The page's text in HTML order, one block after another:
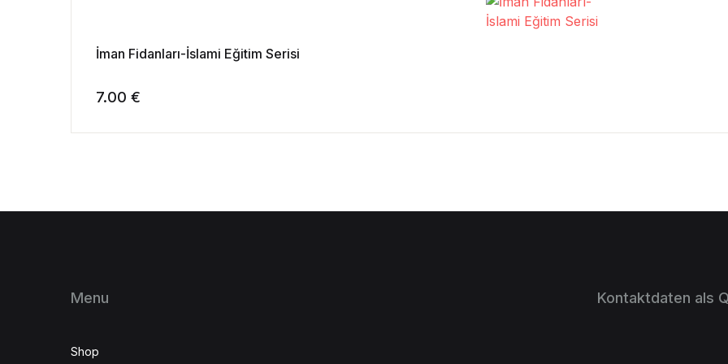
İman Fidanları-İslami Eğitim Serisi
7.00 €
Menu
Shop
Kontaktdaten als